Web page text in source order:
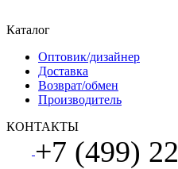
Каталог
Оптовик/дизайнер
Доставка
Возврат/обмен
Производитель
КОНТАКТЫ
+7 (499)